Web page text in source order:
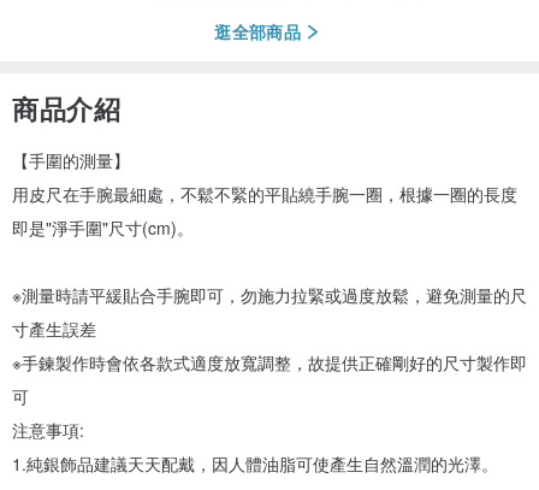
逛全部商品
商品介紹
【手圍的測量】
用皮尺在手腕最細處，不鬆不緊的平貼繞手腕一圈，根據一圈的長度
即是"淨手圍"尺寸(cm)。
※測量時請平緩貼合手腕即可，勿施力拉緊或過度放鬆，避免測量的尺
寸產生誤差
※手鍊製作時會依各款式適度放寬調整，故提供正確剛好的尺寸製作即
可
注意事項:
1.純銀飾品建議天天配戴，因人體油脂可使產生自然溫潤的光澤。